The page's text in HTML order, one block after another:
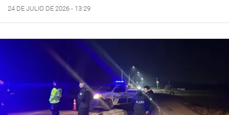
24 DE JULIO DE 2026 - 13:29